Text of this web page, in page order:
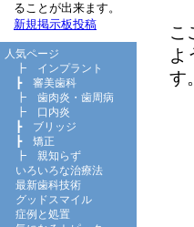
ることが出来ます。
新規掲示板投稿
人気ページ
┣ インプラント
┣ 審美歯科
┣ 歯肉炎・歯周病
┣ 口内炎
┣ ブリッジ
┣ 矯正
┣ 親知らず
いろいろな治療法
最新歯科技術
グッドスマイル
症例と処置
こ
よ
す。